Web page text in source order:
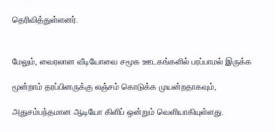
தெரிவித்துள்ளனர்.
மேலும், வைரலான வீடியோவை சமூக ஊடகங்களில் பரப்பாமல் இருக்க
மூன்றாம் தரப்பினருக்கு லஞ்சம் கொடுக்க முயன்றதாகவும்,
அதுசம்பந்தமான ஆடியோ கிளிப் ஒன்றும் வெளியாகியுள்ளது.